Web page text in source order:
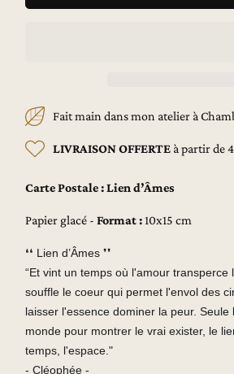
Fait main dans mon atelier à
LIVRAISON OFFERTE à partir de
Carte Postale : Lien d’Âmes
Papier glacé - Format :10x15 cm
❛❛ Lien d’Âmes ❜❜
“Et vint un temps où l'amour transperce
souffle le coeur qui permet l'envol des
laisser l'essence dominer la peur. Seule
monde pour montrer le vrai exister, le
temps, l'espace. "
- Cléophée -